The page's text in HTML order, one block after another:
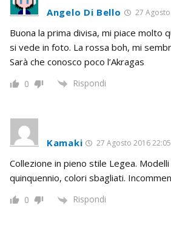
Angelo Di Bello 27
Buona la prima divisa, mi piace molto
si vede in foto. La rossa boh, mi
Sarà che conosco poco l’Akragas
0 Rispondi
Kamaki 27 Agosto 2016 22:05
Collezione in pieno stile Legea. Modelli
quinquennio, colori sbagliati.
0 Rispondi